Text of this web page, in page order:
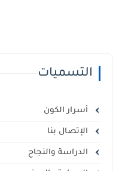
التسميات
أسرار الكون
الإتصال بنا
الدراسة والنجاح